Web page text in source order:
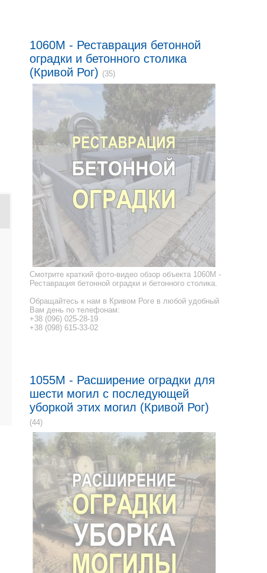
1060M - Реставрация бетонной
оградки и бетонного столика
(Кривой Рог) (35)
Смотрите краткий фото-видео обзор объекта 1060M -
Реставрация бетонной оградки и бетонного столика.
Обращайтесь к нам в Кривом Роге в любой удобный
Вам день по телефонам:
+38 (096) 025-28-19
+38 (098) 615-33-02
1055M - Расширение оградки для
шести могил с последующей
уборкой этих могил (Кривой Рог)
(44)